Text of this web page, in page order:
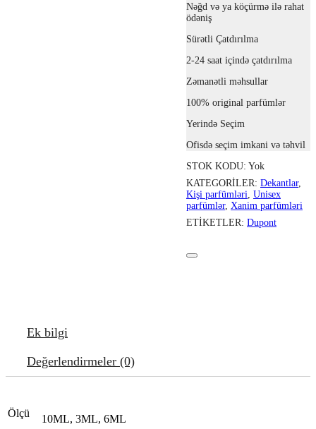
Nəğd və ya köçürmə ilə rahat
ödəniş
Sürətli Çatdırılma
2-24 saat içində çatdırılma
Zəmanətli məhsullar
100% original parfümlər
Yerində Seçim
Ofisdə seçim imkani və təhvil
STOK KODU: Yok
KATEGORILER: Dekantlar,
Kişi parfümləri Unisex
parfümlər, Xanim parfümləri
ETIKETLER: Dupont
Ek bilgi
Değerlendirmeler (0)
Ölçü
10ML, 3ML, 6ML